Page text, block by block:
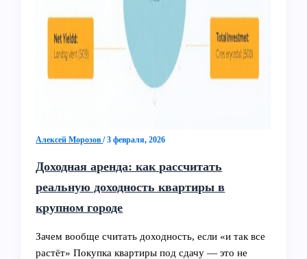
Алексей Морозов/3 февраля, 2026
Доходная аренда: как рассчитать
реальную доходность квартиры в
крупном городе
Зачем вообще считать доходность, если «и так все
растёт» Покупка квартиры под сдачу — это не